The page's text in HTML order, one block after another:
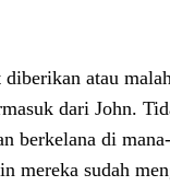
atau
dari John.
berkelana di
mereka sudah